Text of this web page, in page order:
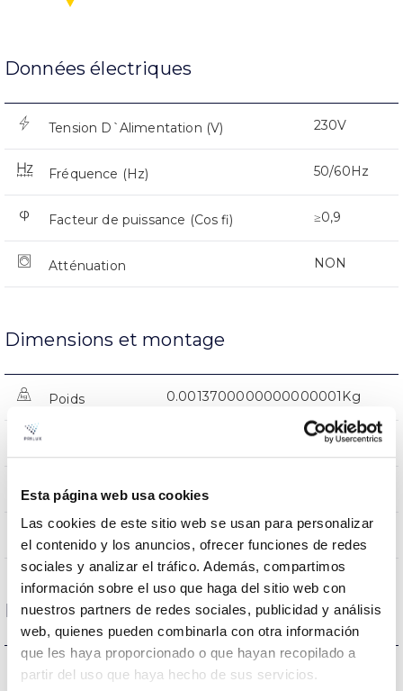
Esta página web usa cookies
Las cookies de este sitio web se usan para personalizar
el contenido y los anuncios, ofrecer funciones de redes
sociales y analizar el tráfico. Además, compartimos
información sobre el uso que haga del sitio web con
nuestros partners de redes sociales, publicidad y análisis
web, quienes pueden combinarla con otra información
que les haya proporcionado o que hayan recopilado a
partir del uso que haya hecho de sus servicios.
Données électriques
Tension D`Alimentation (V) 230V
Fréquence (Hz) 50/60Hz
Facteur de puissance (Cos fi) ≥0,9
Atténuation NON
Dimensions et montage
Poids 0.0013700000000000001Kg
Empalmable NON
Éclairage
Données optiques
Température de coleur